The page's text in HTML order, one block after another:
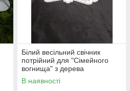
Білий весільний свічник
потрійний для "Сімейного
вогнища" з дерева
В наявності